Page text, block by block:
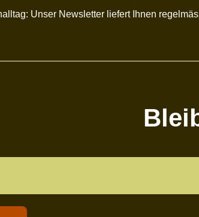
Unser Newsletter liefert Ihnen